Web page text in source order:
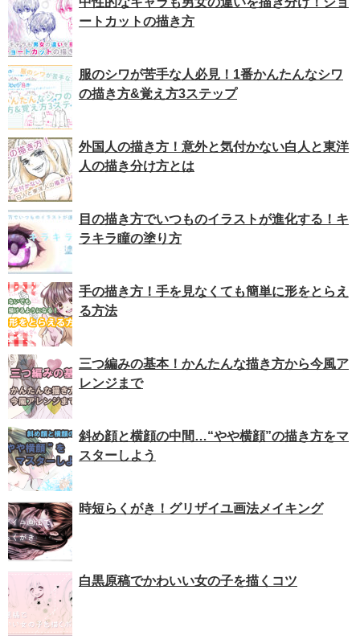
ートカットの描き方
服のシワが苦手な人必見！1番かんたんなシワ
の描き方&覚え方3ステップ
外国人の描き方！意外と気付かない白人と東洋
人の描き分け方とは
目の描き方でいつものイラストが進化する！キ
ラキラ瞳の塗り方
手の描き方！手を見なくても簡単に形をとらえ
る方法
三つ編みの基本！かんたんな描き方から今風ア
レンジまで
斜め顔と横顔の中間…“やや横顔”の描き方をマ
スターしよう
時短らくがき！グリザイユ画法メイキング
白黒原稿でかわいい女の子を描くコツ